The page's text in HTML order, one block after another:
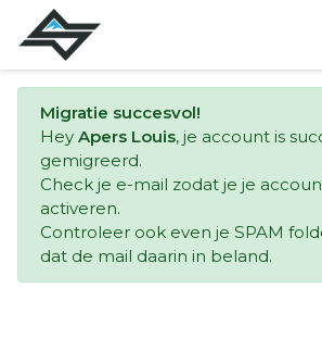
Migratie succesvol!
Hey Apers Louis, je account is
gemigreerd.
Check je e-mail zodat je je
activeren.
Controleer ook even je SPAM
dat de mail daarin in beland.